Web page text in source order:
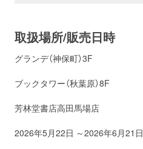
取扱場所/販売日時
グランデ（神保町）3F
ブックタワー（秋葉原）8F
芳林堂書店高田馬場店
2026年5月22日 ～2026年6月21日